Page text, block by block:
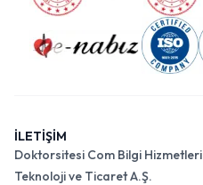
İLETİŞİM
Doktorsitesi Com Bilgi Hizmetleri
Teknoloji ve Ticaret A.Ş.